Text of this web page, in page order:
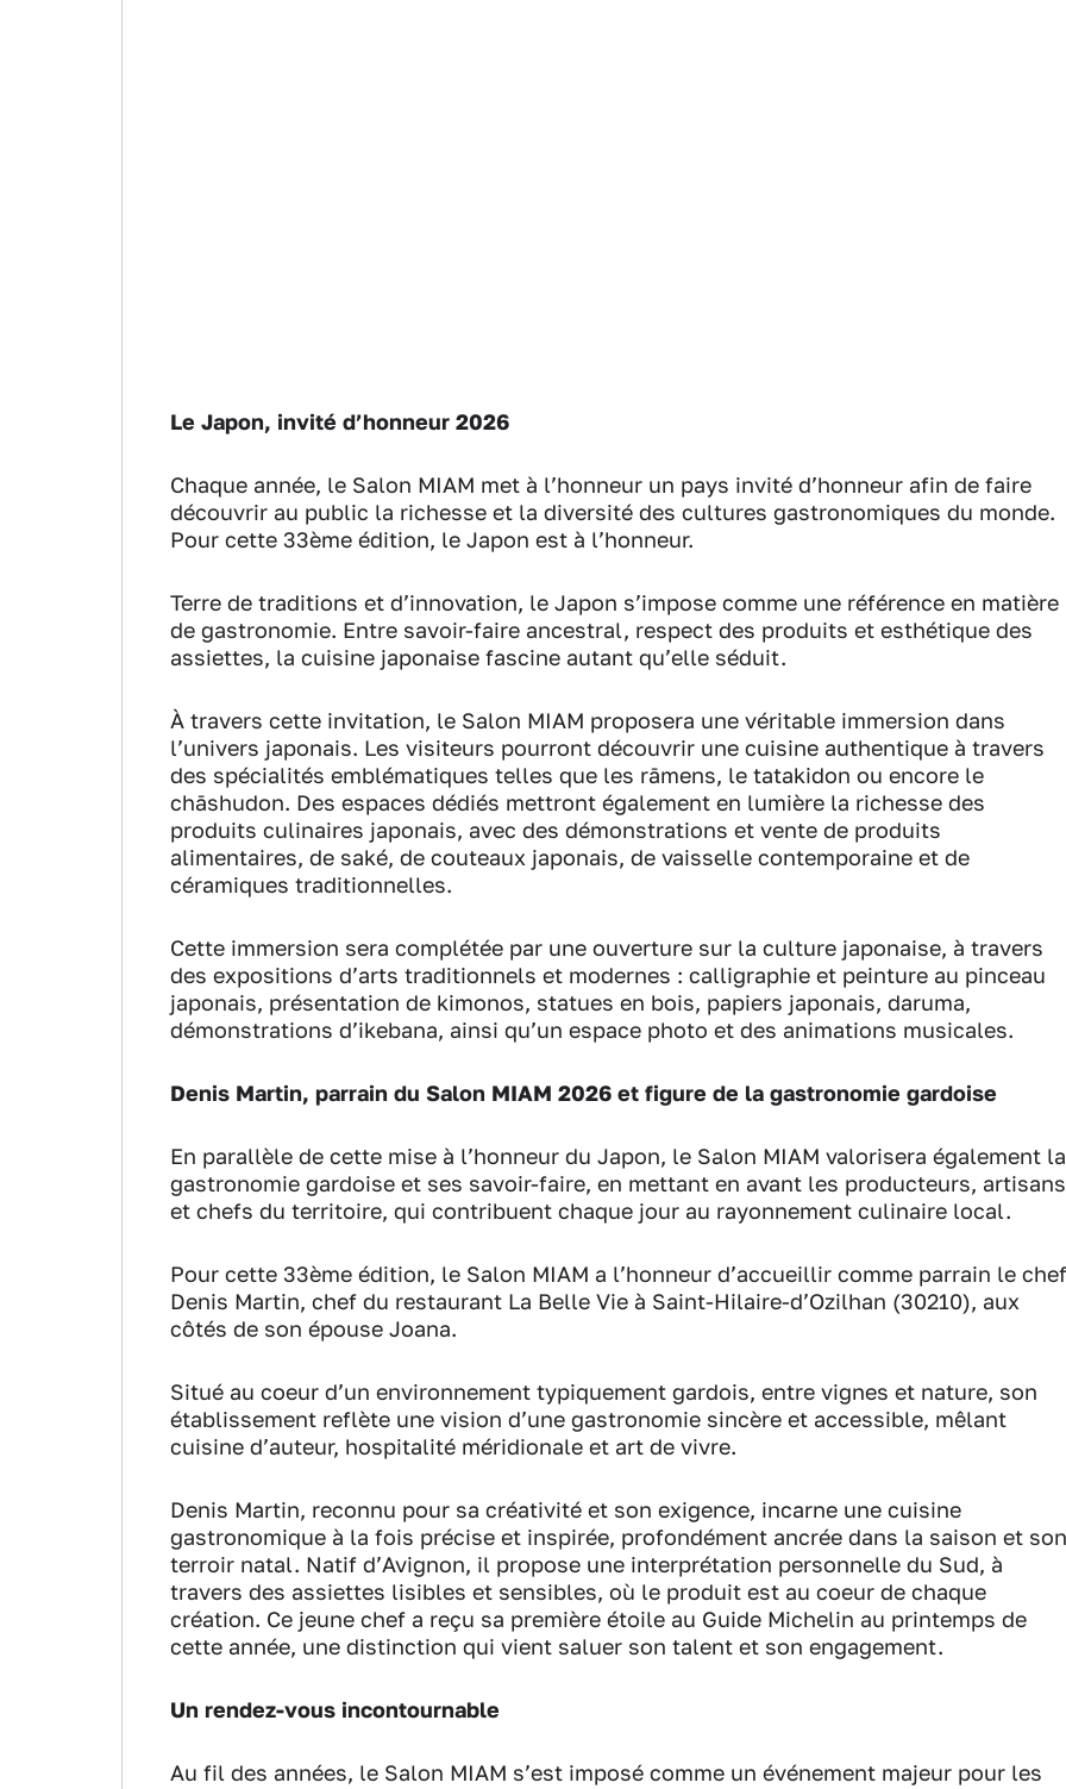
Le Japon, invité d’honneur 2026
Chaque année, le Salon MIAM met à l’honneur un pays invité d’honneur afin de faire
découvrir au public la richesse et la diversité des cultures gastronomiques du monde.
Pour cette 33ème édition, le Japon est à l’honneur.
Terre de traditions et d’innovation, le Japon s’impose comme une référence en matière
de gastronomie. Entre savoir-faire ancestral, respect des produits et esthétique des
assiettes, la cuisine japonaise fascine autant qu’elle séduit.
À travers cette invitation, le Salon MIAM proposera une véritable immersion dans
l’univers japonais. Les visiteurs pourront découvrir une cuisine authentique à travers
des spécialités emblématiques telles que les rāmens, le tatakidon ou encore le
chāshudon. Des espaces dédiés mettront également en lumière la richesse des
produits culinaires japonais, avec des démonstrations et vente de produits
alimentaires, de saké, de couteaux japonais, de vaisselle contemporaine et de
céramiques traditionnelles.
Cette immersion sera complétée par une ouverture sur la culture japonaise, à travers
des expositions d’arts traditionnels et modernes : calligraphie et peinture au pinceau
japonais, présentation de kimonos, statues en bois, papiers japonais, daruma,
démonstrations d’ikebana, ainsi qu’un espace photo et des animations musicales.
Denis Martin, parrain du Salon MIAM 2026 et figure de la gastronomie gardoise
En parallèle de cette mise à l’honneur du Japon, le Salon MIAM valorisera également la
gastronomie gardoise et ses savoir-faire, en mettant en avant les producteurs, artisans
et chefs du territoire, qui contribuent chaque jour au rayonnement culinaire local.
Pour cette 33ème édition, le Salon MIAM a l’honneur d’accueillir comme parrain le chef
Denis Martin, chef du restaurant La Belle Vie à Saint-Hilaire-d’Ozilhan (30210), aux
côtés de son épouse Joana.
Situé au coeur d’un environnement typiquement gardois, entre vignes et nature, son
établissement reflète une vision d’une gastronomie sincère et accessible, mêlant
cuisine d’auteur, hospitalité méridionale et art de vivre.
Denis Martin, reconnu pour sa créativité et son exigence, incarne une cuisine
gastronomique à la fois précise et inspirée, profondément ancrée dans la saison et son
terroir natal. Natif d’Avignon, il propose une interprétation personnelle du Sud, à
travers des assiettes lisibles et sensibles, où le produit est au coeur de chaque
création. Ce jeune chef a reçu sa première étoile au Guide Michelin au printemps de
cette année, une distinction qui vient saluer son talent et son engagement.
Un rendez-vous incontournable
Au fil des années, le Salon MIAM s’est imposé comme un événement majeur pour les